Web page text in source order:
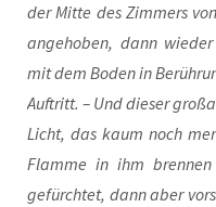
der Mit­te des Zim­mers
ange­ho­ben, dann
mit dem Boden in
Auf­tritt. – Und die­ser
Licht, das kaum noch
Flam­me in ihm
gefürch­tet, dann aber